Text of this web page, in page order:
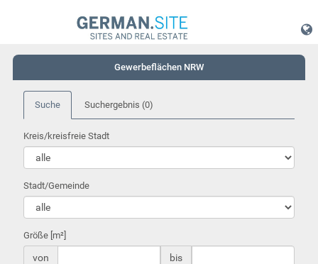
Gewerbeflächen NRW
Suche Suchergebnis (0)
Kreis/kreisfreie Stadt
Stadt/Gemeinde
Größe [m²]
von bis